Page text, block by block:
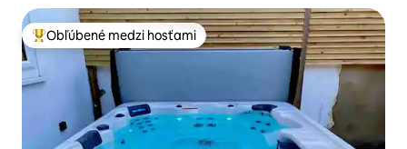
Najobľúbenejšie medzi hosťami
Obľúbené medzi hosťami